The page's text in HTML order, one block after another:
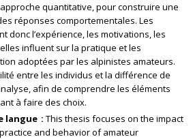
quantitative, pour construire une
réponses comportementales. Les
donc l’expérience, les motivations, les
influent sur la pratique et les
adoptées par les alpinistes amateurs.
entre les individus et la différence de
afin de comprendre les éléments
à faire des choix.
langue
This thesis focuses on the impact
and behavior of amateur